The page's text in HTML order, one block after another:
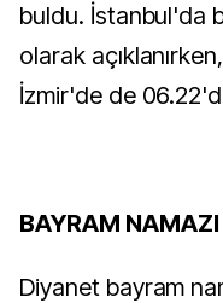
buldu. İstanbul'da
olarak
İzmir'de de
BAYRAM
Diyanet bayram